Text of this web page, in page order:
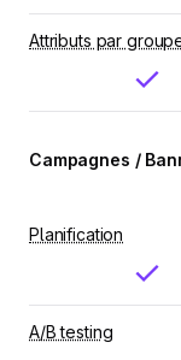
Attributs par
Campagnes /
Planification
A/B testing